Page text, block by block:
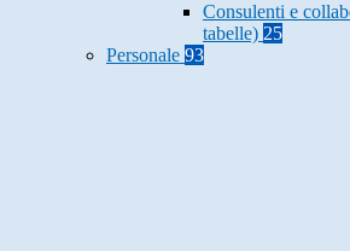
Consulenti e
tabelle) 25
Personale 93